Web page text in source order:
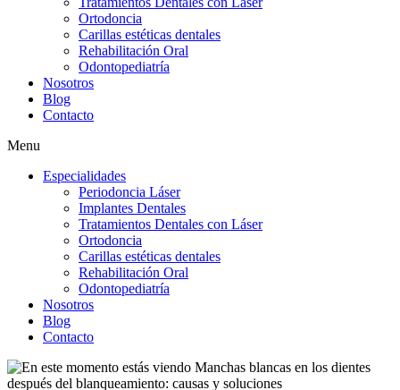
Ortodoncia
Carillas estéticas dentales
Rehabilitación Oral
Odontopediatría
Nosotros
Blog
Contacto
Menu
Especialidades
Periodoncia Láser
Implantes Dentales
Tratamientos Dentales con Láser
Ortodoncia
Carillas estéticas dentales
Rehabilitación Oral
Odontopediatría
Nosotros
Blog
Contacto